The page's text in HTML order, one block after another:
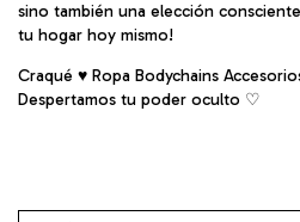
sino también una elección
tu hogar hoy mismo!
Craqué ♥ Ropa Bodychains
Despertamos tu poder oculto ♡︎